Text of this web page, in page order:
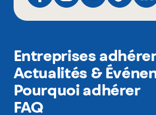
Entreprises
Actualités &
Pourquoi adhérer
FAQ